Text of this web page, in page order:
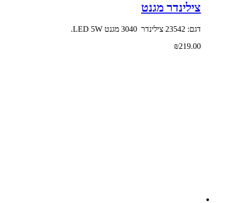
צילינדר מגנט
דגם: 23542 צילינדר 3040 מגנט LED 5W.
₪219.00